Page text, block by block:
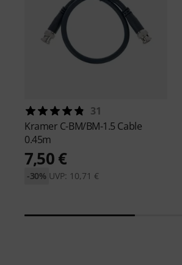
31
Kramer C-BM/BM-1.5 Cable
0.45m
7,50 €
UVP: 10,71 €
-30%